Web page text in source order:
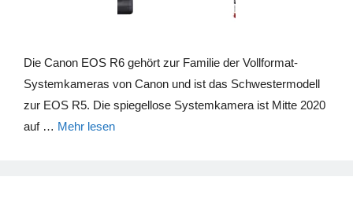
Die Canon EOS R6 gehört zur Familie der Vollformat-
Systemkameras von Canon und ist das Schwestermodell
zur EOS R5. Die spiegellose Systemkamera ist Mitte 2020
auf … Mehr lesen